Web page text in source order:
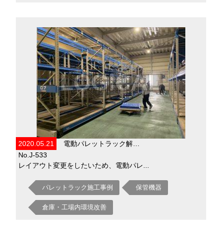
2020.05.21
電動パレットラック解…
No.J-533
レイアウト変更をしたいため、電動パレ...
パレットラック施工事例 保管機器
倉庫・工場内環境改善